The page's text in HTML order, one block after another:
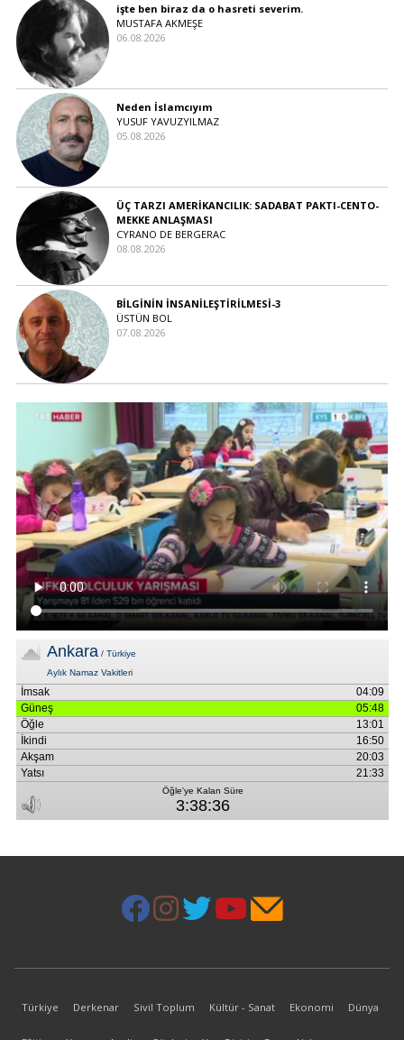
işte ben biraz da o hasreti severim.
MUSTAFA AKMEŞE
06.08.2026
Neden İslamcıyım
YUSUF YAVUZYILMAZ
05.08.2026
ÜÇ TARZI AMERİKANCILIK: SADABAT PAKTI-CENTO-
MEKKE ANLAŞMASI
CYRANO DE BERGERAC
08.08.2026
BİLGİNİN İNSANİLEŞTİRİLMESİ-3
ÜSTÜN BOL
07.08.2026
Türkiye Derkenar Sivil Toplum Kültür - Sanat Ekonomi Dünya